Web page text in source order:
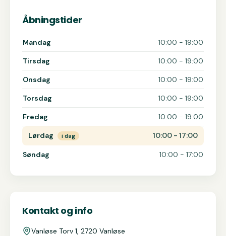
Åbningstider
Mandag 10:00 - 19:00
Tirsdag 10:00 - 19:00
Onsdag 10:00 - 19:00
Torsdag 10:00 - 19:00
Fredag 10:00 - 19:00
Lørdag i dag 10:00 - 17:00
Søndag 10:00 - 17:00
Kontakt og info
Vanløse Torv 1, 2720 Vanløse